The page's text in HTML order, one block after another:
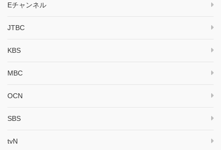
Eチャンネル
JTBC
KBS
MBC
OCN
SBS
tvN